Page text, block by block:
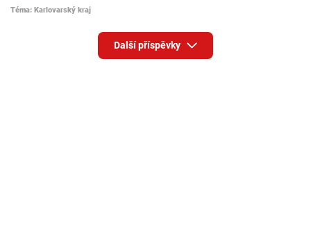
Téma: Karlovarský kraj
Další příspěvky